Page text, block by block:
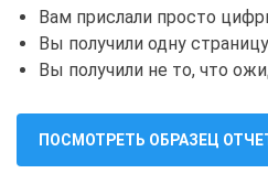
Вам прислали просто
Вы получили одну
Вы получили не то, что
ПОСМОТРЕТЬ ОБРАЗЕЦ